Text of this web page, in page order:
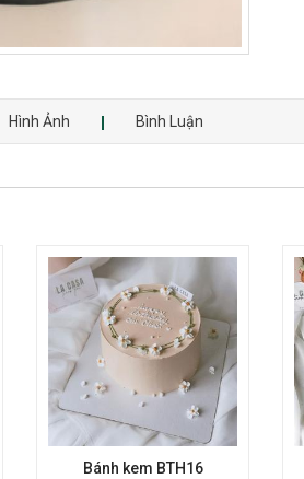
Hình Ảnh Bình Luận
Bánh kem BTH16